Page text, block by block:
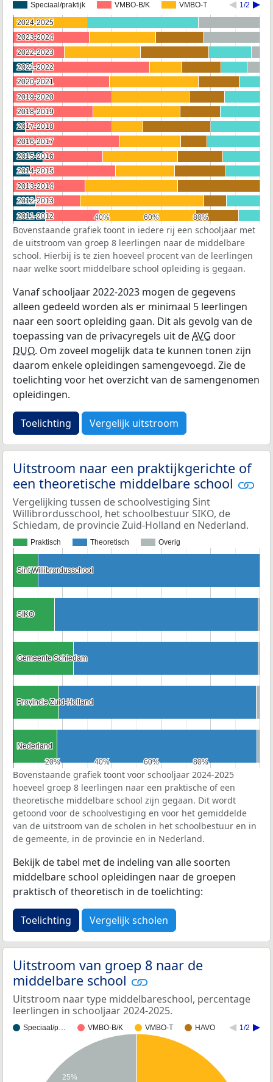
Speciaal/praktijk VMBO-B/K VMBO-T 1/2
40%
40% 60%
60% 80%
80%
2024-2025
2024-2025
2023-2024
2023-2024
2022-2023
2022-2023
2021-2022
2021-2022
2020-2021
2020-2021
2019-2020
2019-2020
2018-2019
2018-2019
2017-2018
2017-2018
2016-2017
2016-2017
2015-2016
2015-2016
2014-2015
2014-2015
2013-2014
2013-2014
2012-2013
2012-2013
2011-2012
2011-2012
Bovenstaande grafiek toont in iedere rij een schooljaar met
de uitstroom van groep 8 leerlingen naar de middelbare
school. Hierbij is te zien hoeveel procent van de leerlingen
naar welke soort middelbare school opleiding is gegaan.
Vanaf schooljaar 2022-2023 mogen de gegevens
alleen gedeeld worden als er minimaal 5 leerlingen
naar een soort opleiding gaan. Dit als gevolg van de
toepassing van de privacyregels uit deAVG door
DUO. Om zoveel mogelijk data te kunnen tonen zijn
daarom enkele opleidingen samengevoegd. Zie de
toelichting voor het overzicht van de samengenomen
opleidingen.
Toelichting Vergelijk uitstroom
Uitstroom naar een praktijkgerichte of
een theoretische middelbare school
Vergelijking tussen de schoolvestiging Sint
Willibrordusschool, het schoolbestuur SIKO, de
Schiedam, de provincie Zuid-Holland en Nederland.
Praktisch Theoretisch Overig
20%
20% 40%
40% 60%
60% 80%
80%
Sint Willibrordusschool
Sint Willibrordusschool
SIKO
SIKO
Gemeente Schiedam
Gemeente Schiedam
Provincie Zuid-Holland
Provincie Zuid-Holland
Nederland
Nederland
Bovenstaande grafiek toont voor schooljaar 2024-2025
hoeveel groep 8 leerlingen naar een praktische of een
theoretische middelbare school zijn gegaan. Dit wordt
getoond voor de schoolvestiging en voor het gemiddelde
van de uitstroom van de scholen in het schoolbestuur en in
de gemeente, in de provincie en in Nederland.
Bekijk de tabel met de indeling van alle soorten
middelbare school opleidingen naar de groepen
praktisch of theoretisch in de toelichting:
Toelichting Vergelijk scholen
Uitstroom van groep 8 naar de
middelbare school
Uitstroom naar type middelbareschool, percentage
leerlingen in schooljaar 2024-2025.
Speciaal/p… VMBO-B/K VMBO-T HAVO 1/2
25%